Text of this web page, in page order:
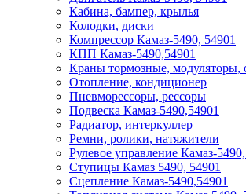
Кабина, бампер, крылья
Колодки, диски
Компрессор Камаз-5490, 54901
КПП Камаз-5490,54901
Краны тормозные, модуляторы,
Отопление, кондиционер
Пневморессоры, рессоры
Подвеска Камаз-5490,54901
Радиатор, интеркуллер
Ремни, ролики, натяжители
Рулевое управление Камаз-
Ступицы Камаз 5490, 54901
Сцепление Камаз-5490,54901